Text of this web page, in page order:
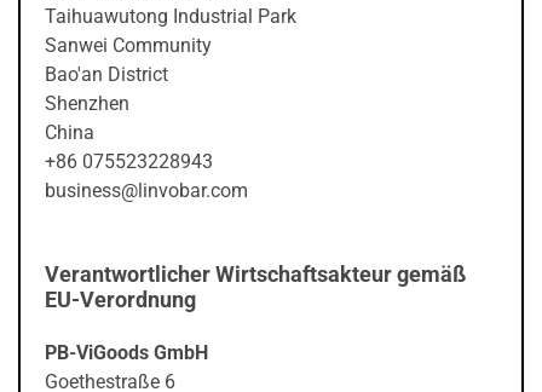
Taihuawutong Industrial Park
Sanwei Community
Bao'an District
Shenzhen
China
+86 075523228943
business@linvobar.com
Verantwortlicher Wirtschaftsakteur gemäß
EU-Verordnung
PB-ViGoods GmbH
Goethestraße 6